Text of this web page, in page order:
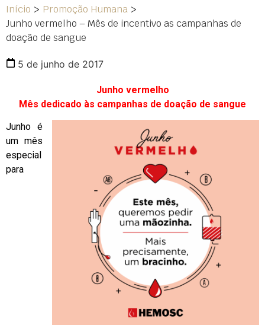
Início > Promoção Humana >
Junho vermelho – Mês de incentivo as campanhas de
doação de sangue
5 de junho de 2017
Junho vermelho
Mês dedicado às campanhas de doação de sangue
Junho é
um mês
especial
para